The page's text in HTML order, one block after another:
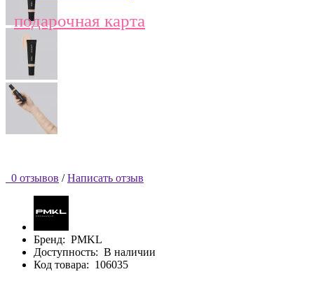
подарочная карта
0 отзывов / Написать отзыв
Бренд: PMKL
Доступность: В наличии
Код товара: 106035